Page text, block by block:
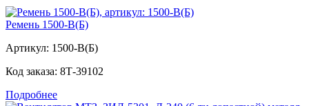
Ремень 1500-В(Б)
Артикул: 1500-В(Б)
Код заказа: 8Т-39102
Подробнее